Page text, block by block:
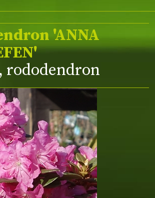
'ANNA
rododendron